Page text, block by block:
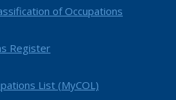
of Occupations
Register
List (MyCOL)